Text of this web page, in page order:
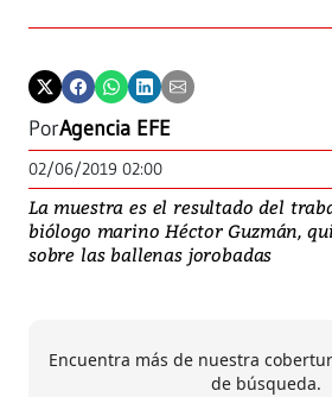
PorAgencia EFE
02/06/2019 02:00
La muestra es el resultado del
biólogo marino Héctor Guzmán,
sobre las ballenas jorobadas
Encuentra más de nuestra
de búsqueda.